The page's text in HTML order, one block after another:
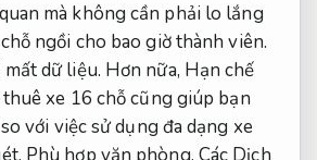
mà không cần phải lo lắng
ngồi cho bao giờ thành viên.
dữ liệu. Hơn nữa, Hạn chế
xe 16 chỗ cũng giúp bạn
với việc sử dụng đa dạng xe